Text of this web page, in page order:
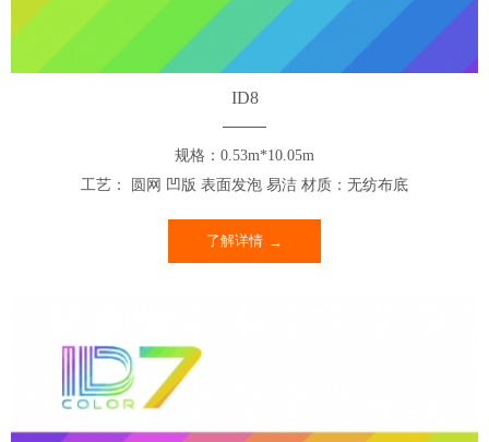
ID8
规格：0.53m*10.05m
工艺： 圆网 凹版 表面发泡 易洁 材质：无纺布底
了解详情